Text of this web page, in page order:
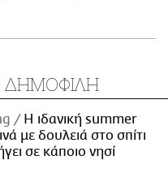
ΔΗΜΟΦΙΛΗ
Η ιδανική summer
με δουλειά στο σπίτι
σε κάποιο νησί